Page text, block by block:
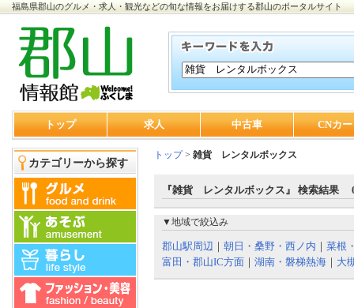
福島県郡山のグルメ・求人・観光などの旬な情報をお届けする郡山のポータルサイト
トップ 求人 中古車 CNカ
カテゴリーから探す
トップ> 雑貨 レンタルボックス
『雑貨 レンタルボックス』 検索結果
▼地域で絞込み
郡山駅周辺 ｜ 朝日・桑野・西ノ内 ｜ 菜根
富田・郡山IC方面 ｜ 湖南・磐梯熱海 ｜ 大